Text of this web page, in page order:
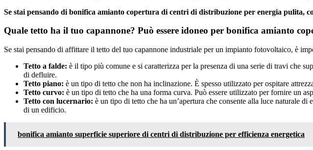
Se stai pensando di bonifica amianto copertura di centri di distribuzione per energia pulita,
Quale tetto ha il tuo capannone? Può essere idoneo per bonifica amianto
Se stai pensando di affittare il tetto del tuo capannone industriale per un impianto fotovoltaico, è
Tetto a falde: è il tipo più comune e si caratterizza per la presenza di una serie di travi che
di defluire.
Tetto piano: è un tipo di tetto che non ha inclinazione. È spesso utilizzato per ospitare
Tetto curvo: è un tipo di tetto che ha una forma curva. Può essere utilizzato per fornire un
Tetto con lucernario: è un tipo di tetto che ha un’apertura che consente alla luce naturale
di un edificio.
bonifica amianto superficie superiore di centri di distribuzione per efficienza energetica